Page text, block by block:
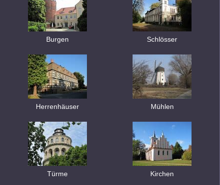
Burgen Schlösser
Herrenhäuser Mühlen
Türme Kirchen